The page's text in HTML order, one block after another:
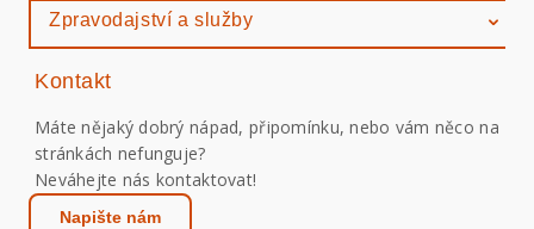
Zpravodajství a služby
Kontakt
Máte nějaký dobrý nápad, připomínku, nebo vám něco na
stránkách nefunguje?
Neváhejte nás kontaktovat!
Napište nám